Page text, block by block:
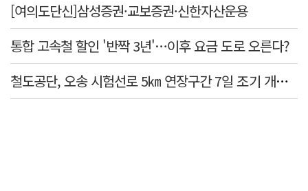
[여의도단신]삼성증권·교보증권·신한자산운용
통합 고속철 할인 '반짝 3년'…이후 요금 도로 오른다?
철도공단, 오송 시험선로 5㎞ 연장구간 7일 조기 개통…LA 메트로 사업 지원